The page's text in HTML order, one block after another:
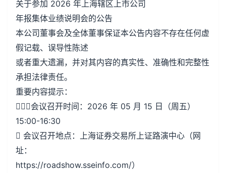
关于参加 2026 年上海辖区上市公司
年报集体业绩说明会的公告
本公司董事会及全体董事保证本公告内容不存在任何虚
假记载、误导性陈述
或者重大遗漏，并对其内容的真实性、准确性和完整性
承担法律责任。
重要内容提示：
会议召开时间：2026 年 05 月 15 日（周五）
15:00-16:30
 会议召开地点：上海证券交易所上证路演中心（网
址：
https://roadshow.sseinfo.com/）